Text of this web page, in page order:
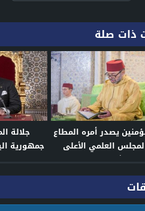
ذات صلة
يصدر أمره المطاع
العلمي الأعلى
فتوى شاملة توضح للناس
في موضوع الزكاة
جلالة
جمهورية